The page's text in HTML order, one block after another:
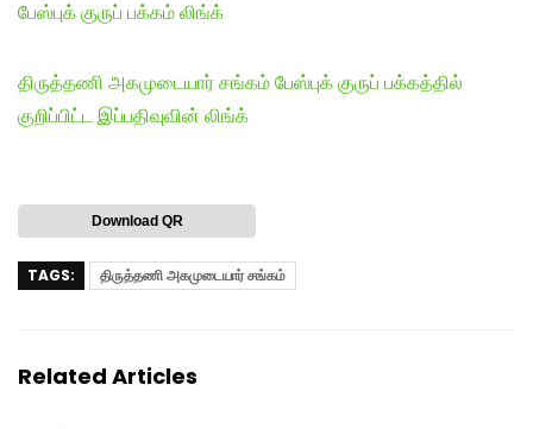
பேஸ்புக் குருப் பக்கம் லிங்க்
திருத்தணி அகமுடையார் சங்கம் பேஸ்புக் குருப் பக்கத்தில்
குறிப்பிட்ட இப்பதிவுவின் லிங்க்
Download QR
TAGS: திருத்தணி அகமுடையார் சங்கம்
Related Articles